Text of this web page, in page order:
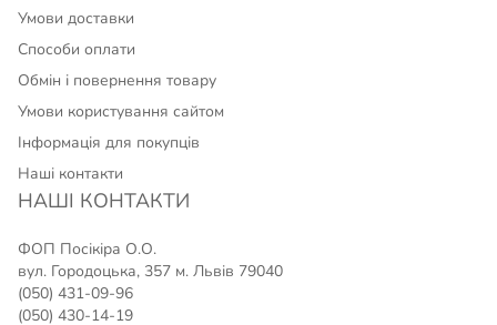
Умови доставки
Способи оплати
Обмін і повернення товару
Умови користування сайтом
Інформація для покупців
Наші контакти
НАШІ КОНТАКТИ
ФОП Посікіра О.О.
вул. Городоцька, 357 м. Львів 79040
(050) 431-09-96
(050) 430-14-19